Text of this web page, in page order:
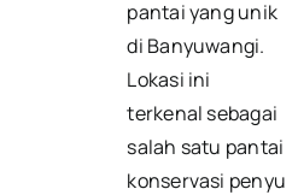
pantai yang unik
di Banyuwangi.
Lokasi ini
terkenal sebagai
salah satu pantai
konservasi penyu